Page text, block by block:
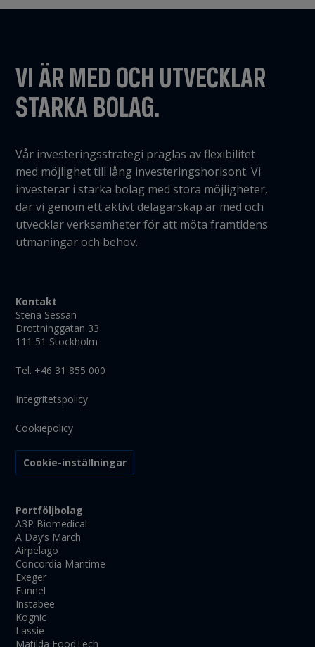
VI ÄR MED OCH UTVECKLAR
STARKA BOLAG.
Vår investeringsstrategi präglas av flexibilitet
med möjlighet till lång investeringshorisont. Vi
investerar i starka bolag med stora möjligheter,
där vi genom ett aktivt delägarskap är med och
utvecklar verksamheter för att möta framtidens
utmaningar och behov.
Kontakt
Stena Sessan
Drottninggatan 33
111 51 Stockholm
Tel. +46 31 855 000
Integritetspolicy
Cookiepolicy
Cookie-inställningar
Portföljbolag
A3P Biomedical
A Day’s March
Airpelago
Concordia Maritime
Exeger
Funnel
Instabee
Kognic
Lassie
Matilda FoodTech